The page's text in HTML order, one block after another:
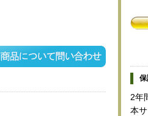
保
2年
本